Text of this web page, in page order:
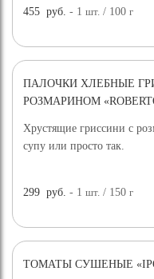
455 руб. - 1шт. / 100г
ПАЛОЧКИ ХЛЕБНЫЕ
РОЗМАРИНОМ
Хрустящие гриссини с
супу или просто так.
299 руб. - 1шт. / 150г
ТОМАТЫ СУШЕНЫЕ